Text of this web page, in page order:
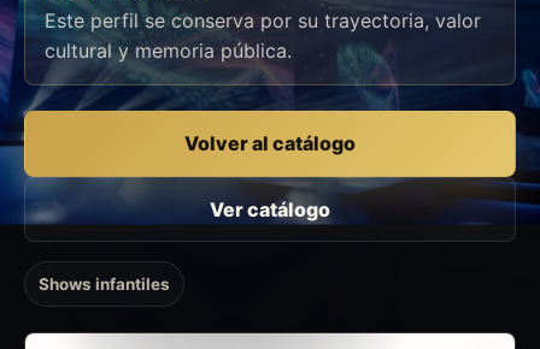
Este perfil se conserva por su trayectoria, valor
cultural y memoria pública.
Volver al catálogo
Ver catálogo
Shows infantiles